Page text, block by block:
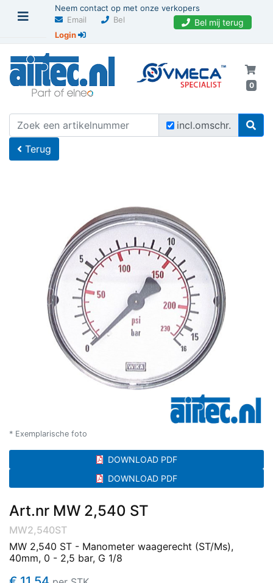
Neem contact op met onze verkopers
Email
Bel Bel mij terug
Login
0
incl.omschr.
U bevindt zich hier Home
Terug
* Exemplarische foto
DOWNLOAD PDF
DOWNLOAD PDF
Art.nr MW 2,540 ST
MW2,540ST
MW 2,540 ST - Manometer waagerecht (ST/Ms),
40mm, 0 - 2,5 bar, G 1/8